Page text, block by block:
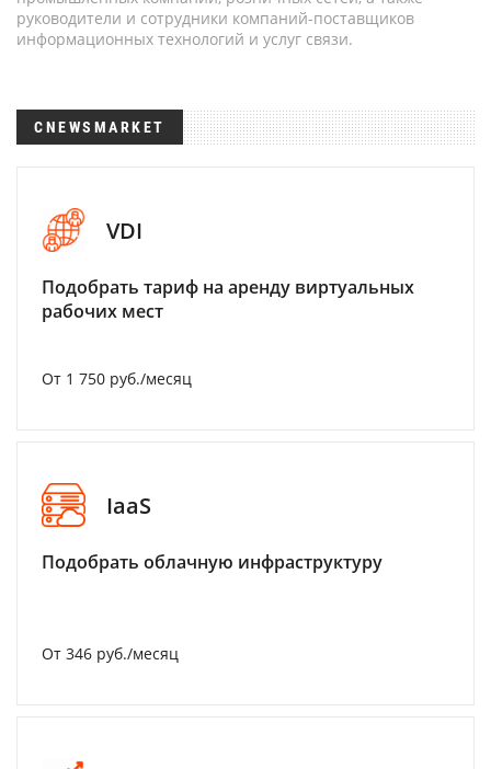
руководители и сотрудники компаний-поставщиков
информационных технологий и услуг связи.
CNEWSMARKET
VDI
Подобрать тариф на аренду виртуальных
рабочих мест
От 1 750 руб./месяц
IaaS
Подобрать облачную инфраструктуру
От 346 руб./месяц